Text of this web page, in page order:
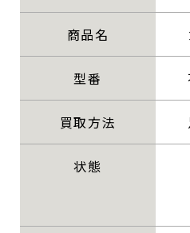
商品名
型番
買取方法
状態